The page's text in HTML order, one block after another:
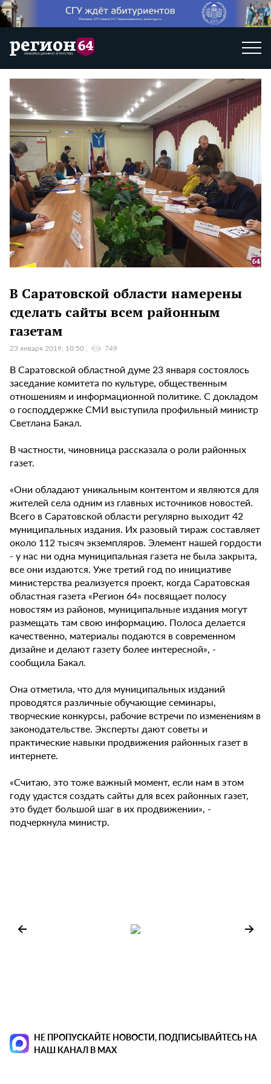
В Саратовской области намерены
сделать сайты всем районным
газетам
23 января 2019, 10:50 749
В Саратовской областной думе 23 января состоялось
заседание комитета по культуре, общественным
отношениям и информационной политике. С докладом
о господдержке СМИ выступила профильный министр
Светлана Бакал.
В частности, чиновница рассказала о роли районных
газет.
«Они обладают уникальным контентом и являются для
жителей села одним из главных источников новостей.
Всего в Саратовской области регулярно выходит 42
муниципальных издания. Их разовый тираж составляет
около 112 тысяч экземпляров. Элемент нашей гордости
- у нас ни одна муниципальная газета не была закрыта,
все они издаются. Уже третий год по инициативе
министерства реализуется проект, когда Саратовская
областная газета «Регион 64» посвящает полосу
новостям из районов, муниципальные издания могут
размещать там свою информацию. Полоса делается
качественно, материалы подаются в современном
дизайне и делают газету более интересной», -
сообщила Бакал.
Она отметила, что для муниципальных изданий
проводятся различные обучающие семинары,
творческие конкурсы, рабочие встречи по изменениям в
законодательстве. Эксперты дают советы и
практические навыки продвижения районных газет в
интернете.
«Считаю, это тоже важный момент, если нам в этом
году удастся создать сайты для всех районных газет,
это будет большой шаг в их продвижении», -
подчеркнула министр.
НЕ ПРОПУСКАЙТЕ НОВОСТИ, ПОДПИСЫВАЙТЕСЬ НА
НАШ КАНАЛ В MAX